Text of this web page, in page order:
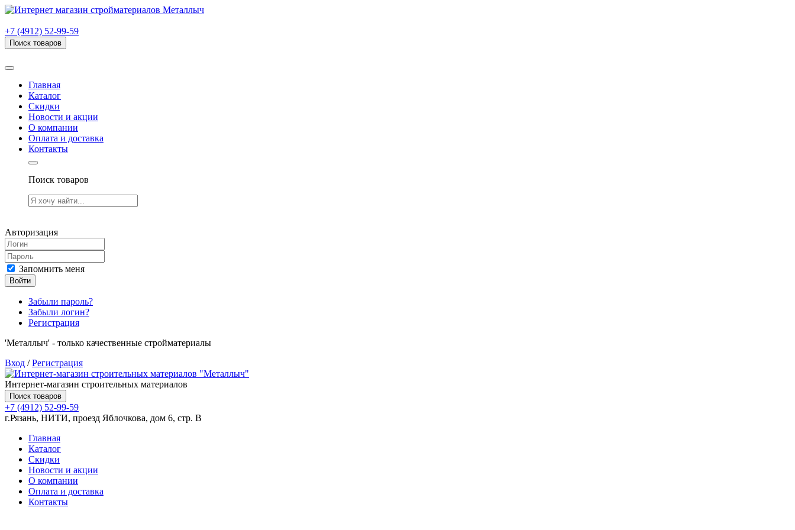
+7 (4912) 52-99-59
Поиск товаров
Главная
Каталог
Скидки
Новости и акции
О компании
Оплата и доставка
Контакты
Поиск товаров
Авторизация
Запомнить меня
Войти
Забыли пароль?
Забыли логин?
Регистрация
'Металлыч' - только качественные стройматериалы
Вход /Регистрация
Интернет-магазин строительных материалов
Поиск товаров
+7 (4912) 52-99-59
г.Рязань, НИТИ, проезд Яблочкова, дом 6, стр. В
Главная
Каталог
Скидки
Новости и акции
О компании
Оплата и доставка
Контакты